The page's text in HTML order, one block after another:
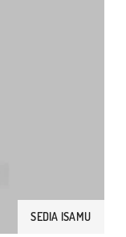
SEDIA ISAMU